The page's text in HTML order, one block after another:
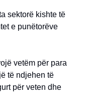
sektorë kishte të
e punëtorëve
vetëm për para
të ndjehen të
për veten dhe